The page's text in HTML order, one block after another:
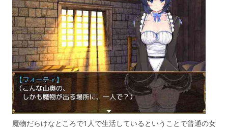
魔物だらけなところで1人で生活しているということで普通の女